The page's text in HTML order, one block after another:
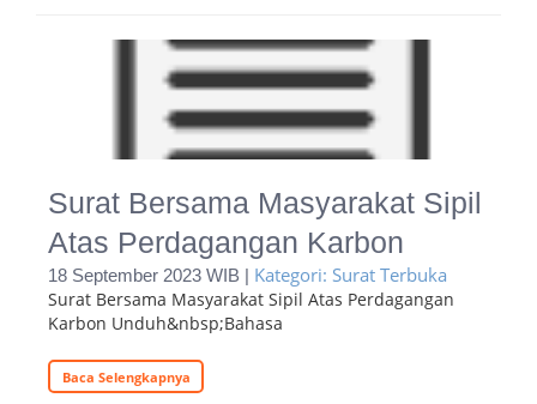
Surat Bersama Masyarakat Sipil
Atas Perdagangan Karbon
18 September 2023 WIB | Kategori: Surat Terbuka
Surat Bersama Masyarakat Sipil Atas Perdagangan
Karbon Unduh&nbsp;Bahasa
Baca Selengkapnya